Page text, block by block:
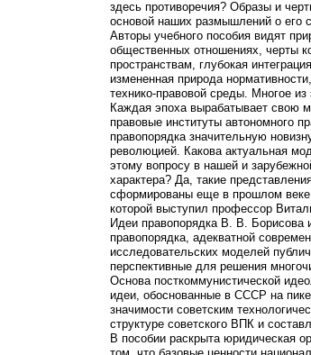
здесь противоречия? Образы и
основой наших размышлений о его
Авторы учебного пособия видят
общественных отношениях, черты
пространствам, глубокая
измененная природа
технико-правовой среды. Многое из
Каждая эпоха вырабатывает свою
правовые институты автономного
правопорядка значительную
революцией. Какова актуальная
этому вопросу в нашей и
характера? Да, такие
сформированы еще в прошлом веке
которой выступил профессор
Идеи правопорядка В. В. Борисова
правопорядка, адекватной
исследовательских моделей
перспективные для решения
Основа посткоммунистической
идеи, обоснованные в СССР на пике
значимости советским
структуре советского ВПК и
В пособии раскрыта юридическая